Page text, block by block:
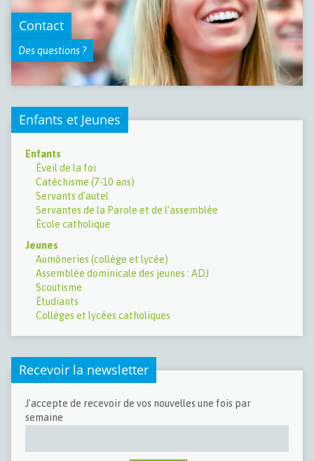
Contact
Des questions ?
Enfants et Jeunes
Enfants
Éveil de la foi
Catéchisme (7-10 ans)
Servants d’autel
Servantes de la Parole et de l’assemblée
École catholique
Jeunes
Aumôneries (collège et lycée)
Assemblée dominicale des jeunes : ADJ
Scoutisme
Étudiants
Collèges et lycées catholiques
Recevoir la newsletter
J'accepte de recevoir de vos nouvelles une fois par
semaine